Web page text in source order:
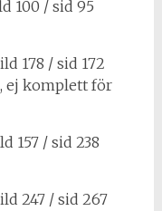
100 / sid 95
178 / sid 172
ej komplett för
157 / sid 238
247 / sid 267